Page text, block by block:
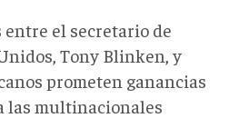
el secretario de
Tony Blinken, y
prometen ganancias
las multinacionales